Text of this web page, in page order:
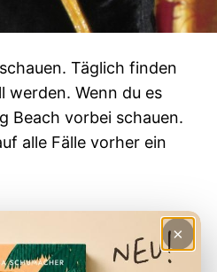
Täglich finden
werden. Wenn du es
Beach vorbei schauen.
alle Fälle vorher ein
der Insel von
×